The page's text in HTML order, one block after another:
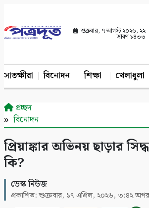
শুক্রবার, ৭ আগস্ট ২০২৬, ২২
শ্রাবণ ১৪৩৩
সাতক্ষীরা বিনোদন শিক্ষা খেলাধুলা
প্রচ্ছদ
বিনোদন
প্রিয়াঙ্কার অভিনয় ছাড়ার
কি?
ডেস্ক নিউজ
প্রকাশিত: শুক্রবার, ১৭ এপ্রিল, ২০২৬, ৩:৪২